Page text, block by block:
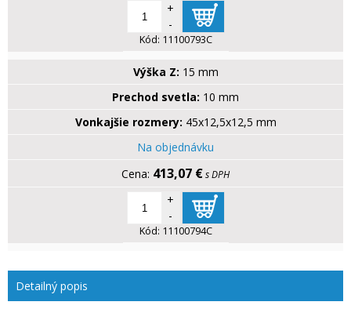
+
-
Kód: 11100793C
Výška Z: 15 mm
Prechod svetla: 10 mm
Vonkajšie rozmery: 45x12,5x12,5 mm
Na objednávku
413,07 €s DPH
+
-
Kód: 11100794C
Detailný popis